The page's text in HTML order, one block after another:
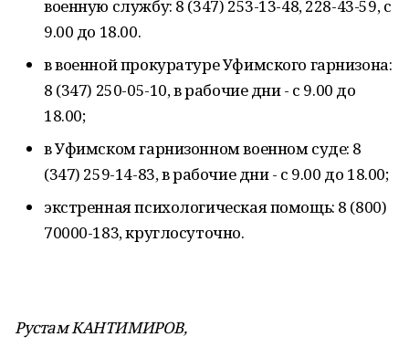
военную службу: 8 (347) 253-13-48, 228-43-59, с
9.00 до 18.00.
в военной прокуратуре Уфимского гарнизона:
8 (347) 250-05-10, в рабочие дни - с 9.00 до
18.00;
в Уфимском гарнизонном военном суде: 8
(347) 259-14-83, в рабочие дни - с 9.00 до 18.00;
экстренная психологическая помощь: 8 (800)
70000-183, круглосуточно.
Рустам КАНТИМИРОВ,